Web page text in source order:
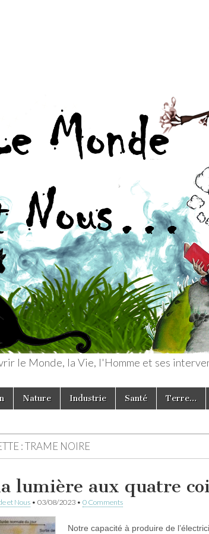
le Monde, la Vie, l'Homme et ses
Nature Industrie Santé Terre…
:TRAME NOIRE
lumière aux quatre
et Nous • 03/08/2023 • 0 Comments
Notre capacité à produire de